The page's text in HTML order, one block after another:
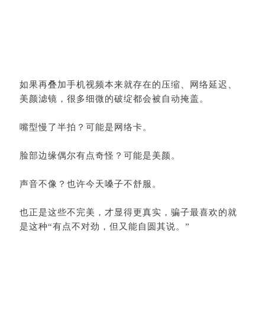
如果再叠加手机视频本来就存在的压缩、网络延迟、
美颜滤镜，很多细微的破绽都会被自动掩盖。
嘴型慢了半拍？可能是网络卡。
脸部边缘偶尔有点奇怪？可能是美颜。
声音不像？也许今天嗓子不舒服。
也正是这些不完美，才显得更真实，骗子最喜欢的就
是这种“有点不对劲，但又能自圆其说。”